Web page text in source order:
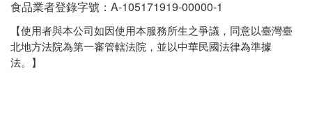
食品業者登錄字號：A-105171919-00000-1
【使用者與本公司如因使用本服務所生之爭議，同意以臺灣臺
北地方法院為第一審管轄法院，並以中華民國法律為準據
法。】